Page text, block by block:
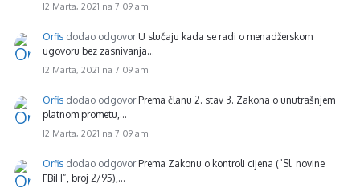
12 Marta, 2021 na 7:09 am
Orfis dodao odgovor U slučaju kada se radi o menadžerskom
ugovoru bez zasnivanja…
12 Marta, 2021 na 7:09 am
Orfis dodao odgovor Prema članu 2. stav 3. Zakona o unutrašnjem
platnom prometu,…
12 Marta, 2021 na 7:09 am
Orfis dodao odgovor Prema Zakonu o kontroli cijena (“Sl. novine
FBiH”, broj 2/95),…